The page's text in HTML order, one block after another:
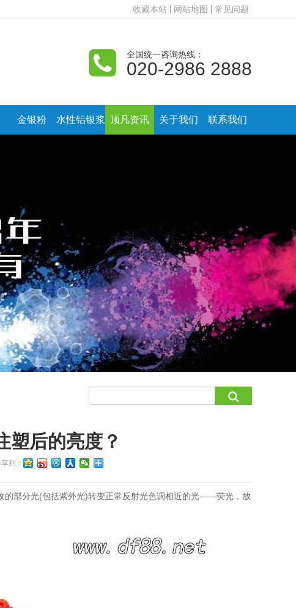
收藏本站 网站地图 常见问题
全国统一咨询热线：
020-2986 2888
金银粉 水性铝银浆 顶凡资讯 关于我们 联系我们
塑后的亮度？
到：
的部分光(包括紫外光)转变正常反射光色调相近的光——荧光，放